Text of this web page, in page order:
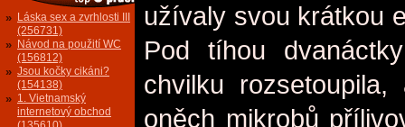
» Láska sex a zvrhlosti III
(256731)
» Návod na použití WC
(156812)
» Jsou kočky cikáni?
(154138)
» 1. Vietnamský
internetový obchod
užívaly svou krátkou
Pod tíhou
chvilku
oněch mikrobů